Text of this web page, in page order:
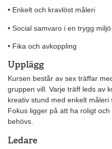
• Enkelt och kravlöst måleri
• Social samvaro i en trygg miljö
• Fika och avkoppling
Upplägg
Kursen består av sex träffar
gruppen vill. Varje träff leds av
kreativ stund med enkelt
Fokus ligger på att ha roligt
behövs.
Ledare